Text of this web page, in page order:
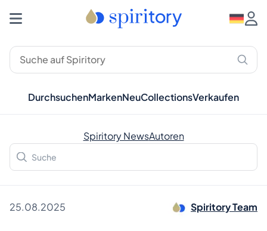
DurchsuchenMarkenNeuCollectionsVerkaufen
Spiritory NewsAutoren
25.08.2025 Spiritory Team